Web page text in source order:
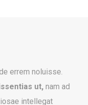
errem noluisse.
ut, nam ad
intellegat